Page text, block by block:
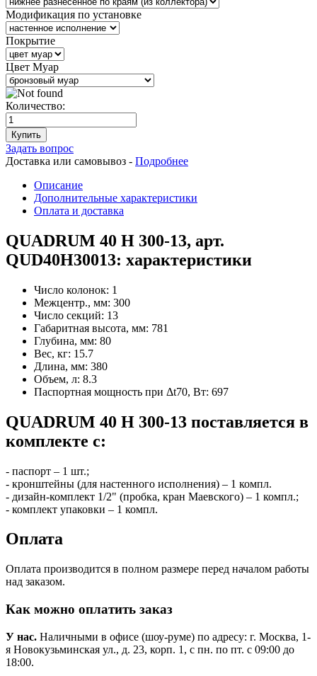
Модификация по установке
Покрытие
Цвет Муар
Количество:
Купить
Задать вопрос
Доставка или самовывоз - Подробнее
Описание
Дополнительные характеристики
Оплата и доставка
QUADRUM 40 H 300-13, арт.
QUD40H30013: характеристики
Число колонок: 1
Межцентр., мм: 300
Число секций: 13
Габаритная высота, мм: 781
Глубина, мм: 80
Вес, кг: 15.7
Длина, мм: 380
Объем, л: 8.3
Паспортная мощность при Δt70, Вт: 697
QUADRUM 40 H 300-13 поставляется в
комплекте с:
- паспорт – 1 шт.;
- кронштейны (для настенного исполнения) – 1 компл.
- дизайн-комплект 1/2" (пробка, кран Маевского) – 1 компл.;
- комплект упаковки – 1 компл.
Оплата
Оплата производится в полном размере перед началом работы
над заказом.
Как можно оплатить заказ
У нас. Наличными в офисе (шоу-руме) по адресу: г. Москва, 1-
я Новокузьминская ул., д. 23, корп. 1, с пн. по пт. с 09:00 до
18:00.